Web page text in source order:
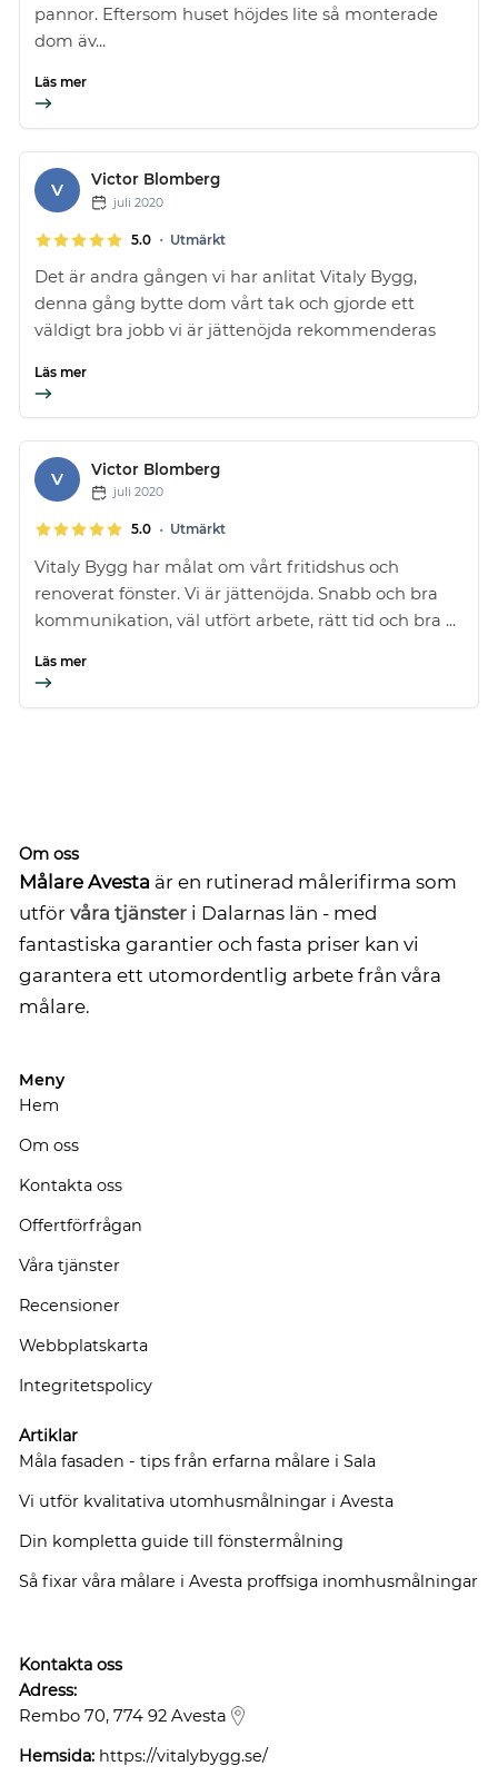
pannor. Eftersom huset höjdes lite så monterade
dom äv...
Läs mer
V Victor Blomberg
juli 2020
5.0 • Utmärkt
Det är andra gången vi har anlitat Vitaly Bygg,
denna gång bytte dom vårt tak och gjorde ett
väldigt bra jobb vi är jättenöjda rekommenderas
Läs mer
V Victor Blomberg
juli 2020
5.0 • Utmärkt
Vitaly Bygg har målat om vårt fritidshus och
renoverat fönster. Vi är jättenöjda. Snabb och bra
kommunikation, väl utfört arbete, rätt tid och bra ...
Läs mer
Om oss
Målare Avesta är en rutinerad målerifirma som
utförvåra tjänsteri Dalarnas län - med
fantastiska garantier och fasta priser kan vi
garantera ett utomordentlig arbete från våra
målare.
Meny
Hem
Om oss
Kontakta oss
Offertförfrågan
Våra tjänster
Recensioner
Webbplatskarta
Integritetspolicy
Artiklar
Måla fasaden - tips från erfarna målare i Sala
Vi utför kvalitativa utomhusmålningar i Avesta
Din kompletta guide till fönstermålning
Så fixar våra målare i Avesta proffsiga inomhusmålningar
Kontakta oss
Adress:
Rembo 70, 774 92 Avesta
Hemsida: https://vitalybygg.se/